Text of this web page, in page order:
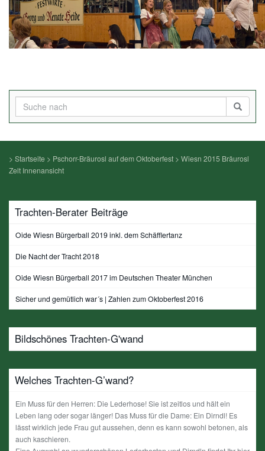
> Startseite > Pschorr-Bräurosl auf dem Oktoberfest > Wiesn 2015 Bräurosl
Zelt Innenansicht
Trachten-Berater Beiträge
Oide Wiesn Bürgerball 2019 inkl. dem Schäfflertanz
Die Nacht der Tracht 2018
Oide Wiesn Bürgerball 2017 im Deutschen Theater München
Sicher und gemütlich war´s | Zahlen zum Oktoberfest 2016
Bildschönes Trachten-G'wand
Welches Trachten-G’wand?
Ein Muss für den Herren: Die Lederhose! Sie ist zeitlos und hält ein
Leben lang oder sogar länger! Das Muss für die Dame: Ein Dirndl! Es
lässt wirklich jede Frau gut aussehen, denn es kann sowohl betonen, als
auch kaschieren.